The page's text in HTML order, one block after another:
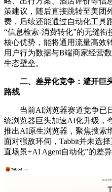
策建议，随后直接跳转至美团
费，后续还能通过自动化工具
“信息检索-消费转化”的无缝
核心优势，能将通用流量高效
用户行为数据与B端商家经营
生态壁垒。
二、差异化竞争：避开巨
路线
当前AI浏览器赛道竞争已日
统浏览器巨头加速AI化升级，
推出AI原生浏览器，聚焦搜索
面对强敌环伺，Tabbit并未选
直场景+AI Agent自动化”的差异